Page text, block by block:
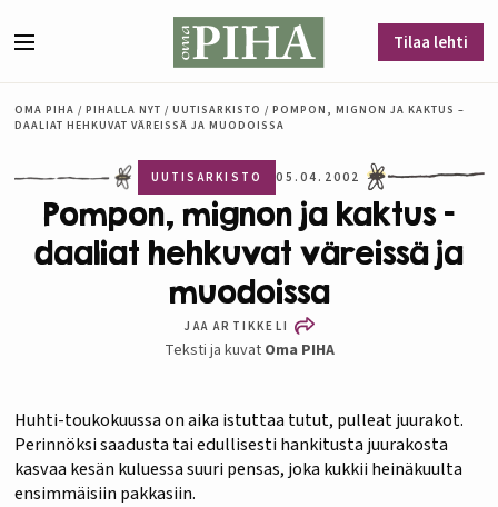
Tilaa lehti
OMA PIHA / PIHALLA NYT / UUTISARKISTO / POMPON, MIGNON JA KAKTUS –
DAALIAT HEHKUVAT VÄREISSÄ JA MUODOISSA
UUTISARKISTO 05.04.2002
Pompon, mignon ja kaktus –
daaliat hehkuvat väreissä ja
muodoissa
JAA ARTIKKELI
Teksti ja kuvat Oma PIHA
Huhti-toukokuussa on aika istuttaa tutut, pulleat juurakot.
Perinnöksi saadusta tai edullisesti hankitusta juurakosta
kasvaa kesän kuluessa suuri pensas, joka kukkii heinäkuulta
ensimmäisiin pakkasiin.